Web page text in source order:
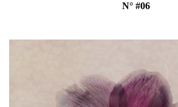
N° #06